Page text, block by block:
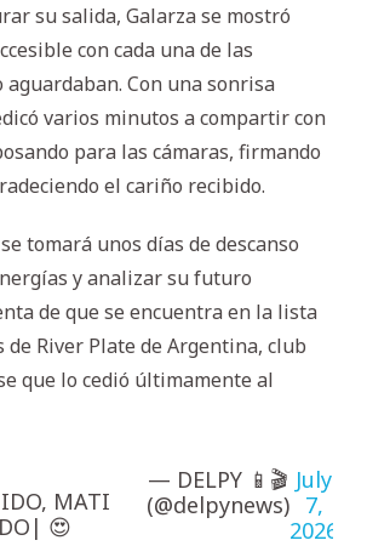
su salida, Galarza se mostró
con cada una de las
aguardaban. Con una sonrisa
varios minutos a compartir con
para las cámaras, firmando
el cariño recibido.
tomará unos días de descanso
y analizar su futuro
de que se encuentra en la lista
River Plate de Argentina, club
que lo cedió últimamente al
MATI
​​​​😍
— DELPY 📱🎬
(@delpynews)
July
7,
2026